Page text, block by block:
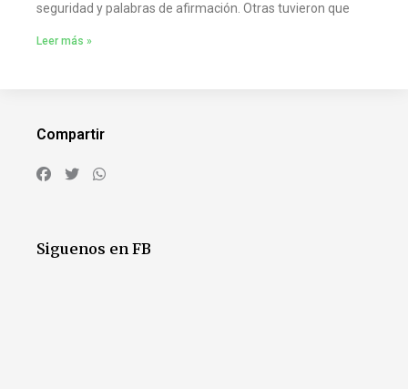
seguridad y palabras de afirmación. Otras tuvieron que
Leer más »
Compartir
Siguenos en FB